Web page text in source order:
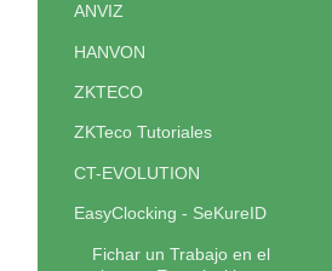
ANVIZ
HANVON
ZKTECO
ZKTeco Tutoriales
CT-EVOLUTION
EasyClocking - SeKureID
Fichar un Trabajo en el